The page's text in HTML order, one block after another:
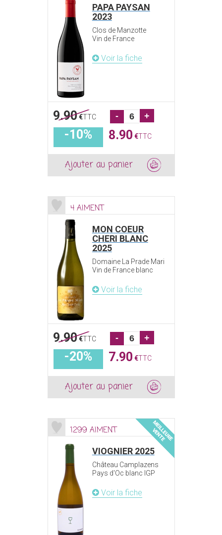
PAPA PAYSAN
2023
Clos de Manzotte
Vin de France
Voir la fiche
9.90 €TTC - +
-10% 8.90 €TTC
Ajouter au panier
4 AIMENT
MON COEUR
CHERI BLANC
2025
Domaine La Prade Mari
Vin de France blanc
Voir la fiche
9.90 €TTC - +
-20% 7.90 €TTC
Ajouter au panier
1299 AIMENT
VIOGNIER 2025
Château Camplazens
Pays d'Oc blanc IGP
Voir la fiche